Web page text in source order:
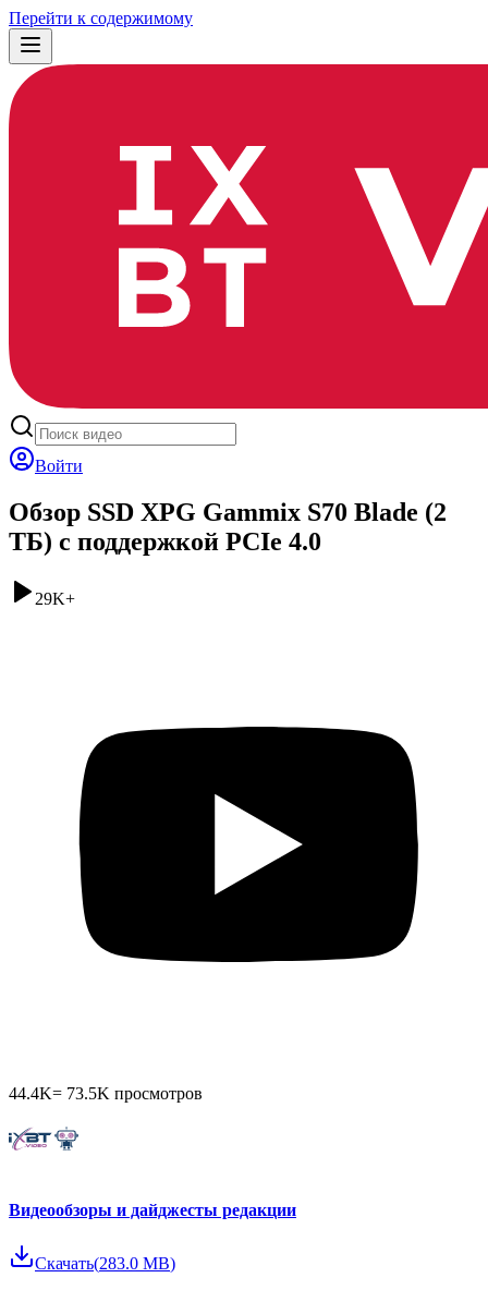
Перейти к содержимому
Войти
Обзор SSD XPG Gammix S70 Blade (2
ТБ) с поддержкой PCIe 4.0
29K+
44.4K= 73.5K просмотров
Видеообзоры и дайджесты редакции
Скачать(283.0 MB)